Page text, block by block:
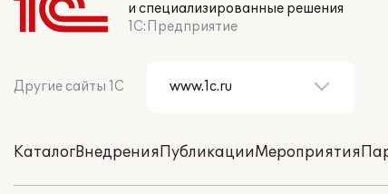
и специализированные решения
1С:Предприятие
Другие сайты 1С
КаталогВнедренияПубликацииМероприятия